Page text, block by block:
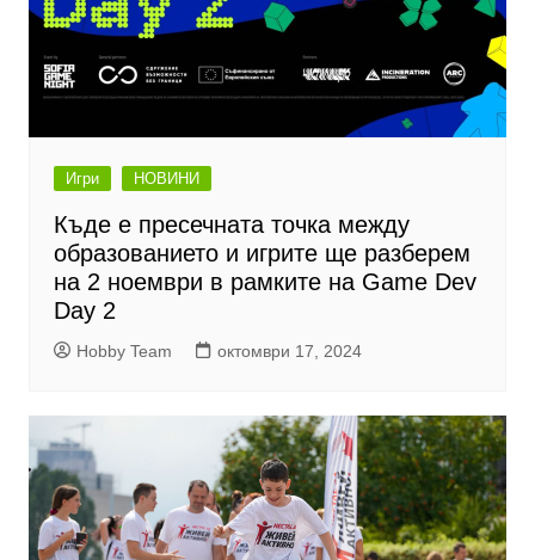
Игри НОВИНИ
Къде е пресечната точка между
образованието и игрите ще разберем
на 2 ноември в рамките на Game Dev
Day 2
Hobby Team октомври 17, 2024